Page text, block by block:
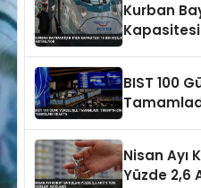
Kurban
Kapasitesi
BIST 100
Nisan Ayı
Yüzde 2,6